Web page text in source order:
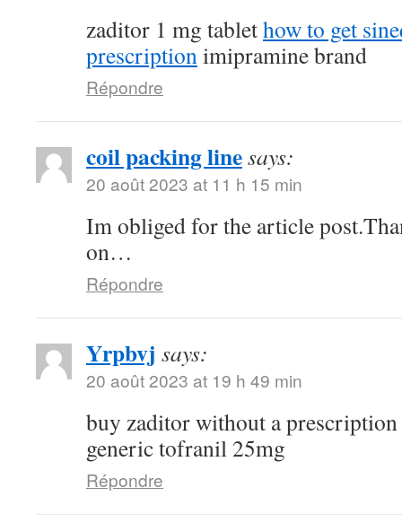
zaditor 1 mg tablethow to get
prescriptionimipramine brand
Répondre
coil packing linesays:
20 août 2023 at 11 h 15 min
Im obliged for the article
on…
Répondre
Yrpbvj says:
20 août 2023 at 19 h 49 min
buy zaditor without a prescription
generic tofranil 25mg
Répondre